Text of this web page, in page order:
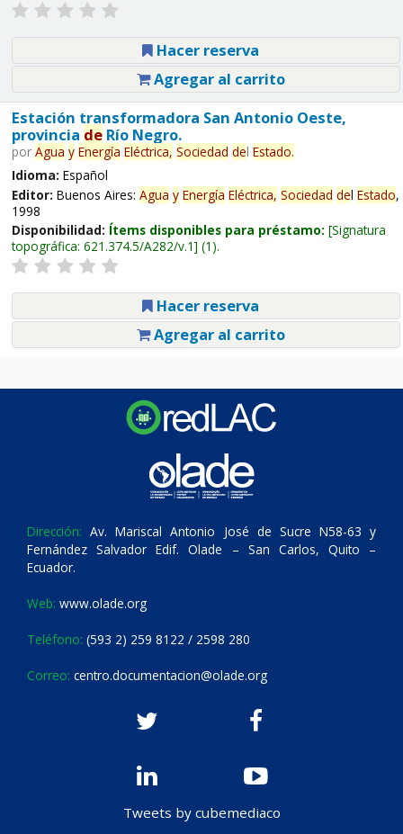
Hacer reserva
Agregar al carrito
Estación transformadora San Antonio Oeste,
provincia deRío Negro.
por Agua y Energía Eléctrica, Sociedad del Estado.
Idioma: Español
Editor: Buenos Aires: Agua y Energía Eléctrica, Sociedad del Estado,
1998
Disponibilidad: Ítems disponibles para préstamo: Signatura
topográfica: 621.374.5/A282/v.1 (1).
Hacer reserva
Agregar al carrito
Dirección: Av. Mariscal Antonio José de Sucre N58-63 y
Fernández Salvador Edif. Olade – San Carlos, Quito –
Ecuador.
Web: www.olade.org
Teléfono: (593 2) 259 8122 / 2598 280
Correo: centro.documentacion@olade.org
Tweets by cubemediaco